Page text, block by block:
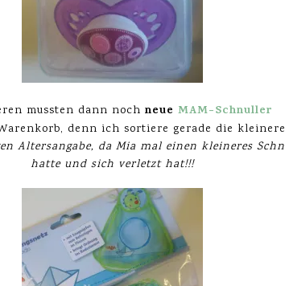
mussten dann noch neue MAM-Schnuller
denn ich sortiere gerade die kleinere
Altersangabe, da Mia mal einen kleineres
hatte und sich verletzt hat!!!